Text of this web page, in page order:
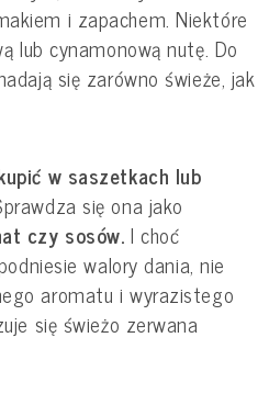
i zapachem. Niektóre
lub cynamonową nutę. Do
się zarówno świeże, jak
w saszetkach lub
czy sosów. I choć
walory dania, nie
aromatu i wyrazistego
się świeżo zerwana